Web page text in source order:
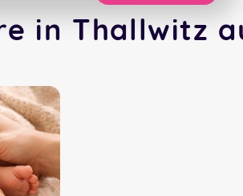
in Thallwitz